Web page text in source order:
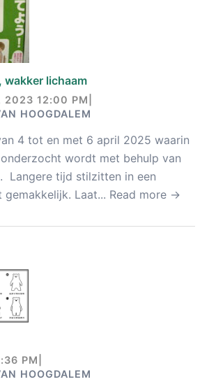
wakker lichaam
2023 12:00 PM
HOOGDALEM
4 tot en met 6 april 2025 waarin
wordt met behulp van
Langere tijd stilzitten in een
gemakkelijk. Laat... Read more →
PM
HOOGDALEM